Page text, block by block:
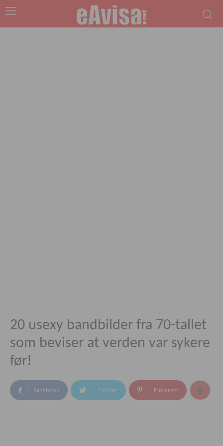
20 usexy bandbilder fra 70-tallet
som beviser at verden var sykere
før!
Facebook Twitter Pinterest